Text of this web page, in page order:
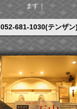
ます｜
052-681-1030(テンザン)